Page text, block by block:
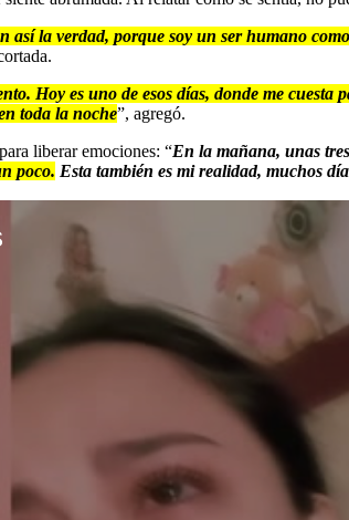
la verdad, porque soy un ser humano
Hoy es uno de esos días, donde me
toda la noche”, agregó.
liberar emociones: “En la mañana, unas
poco. Esta también es mi realidad, muchos